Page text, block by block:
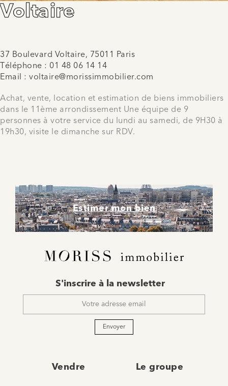
Voltaire
37 Boulevard Voltaire, 75011 Paris
Téléphone : 01 48 06 14 14
Email : voltaire@morissimmobilier.com
Achat, vente, location et estimation de biens immobiliers
dans le 11ème arrondissement Une équipe de 9
personnes à votre service du lundi au samedi, de 9H30 à
19h30, visite le dimanche sur RDV.
Estimer mon bien
mail
S'inscrire à la newsletter
Envoyer
Vendre Le groupe